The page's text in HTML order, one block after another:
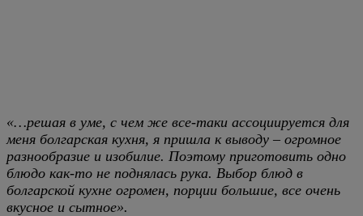
«…решая в уме, с чем же все-таки ассоциируется для
меня болгарская кухня, я пришла к выводу – огромное
разнообразие и изобилие. Поэтому приготовить одно
блюдо как-то не поднялась рука. Выбор блюд в
болгарской кухне огромен, порции большие, все очень
вкусное и сытное».